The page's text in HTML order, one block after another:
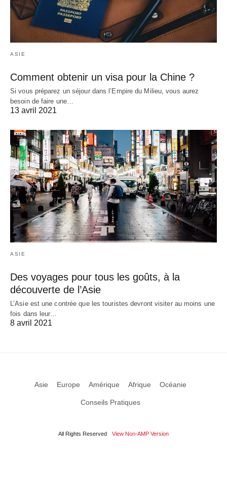
ASIE
Comment obtenir un visa pour la Chine ?
Si vous préparez un séjour dans l’Empire du Milieu, vous aurez
besoin de faire une…
13 avril 2021
ASIE
Des voyages pour tous les goûts, à la
découverte de l’Asie
L’Asie est une contrée que les touristes devront visiter au moins une
fois dans leur…
8 avril 2021
Asie Europe Amérique Afrique Océanie
Conseils Pratiques
All Rights Reserved View Non-AMP Version